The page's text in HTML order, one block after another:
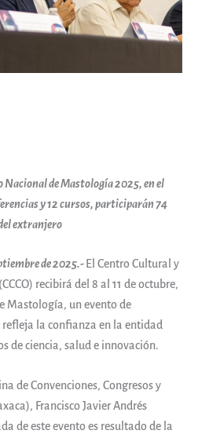
Nacional de Mastología 2025, en el
y 12 cursos, participarán 74
extranjero
de 2025.- El Centro Cultural y
recibirá del 8 al 11 de octubre,
Mastología, un evento de
la confianza en la entidad
de ciencia, salud e innovación.
de Convenciones, Congresos y
Francisco Javier Andrés
de este evento es resultado de la